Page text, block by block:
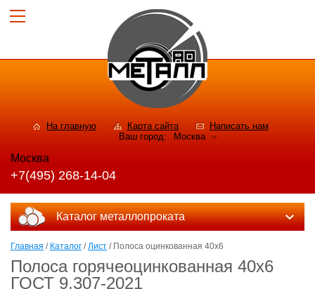
На главную Карта сайта
Написать нам
Ваш город:
Москва
Москва
+7(495) 268-14-04
Каталог металлопроката
Главная / Каталог /Лист / Полоса оцинкованная 40х6
Полоса горячеоцинкованная 40х6
ГОСТ 9.307-2021